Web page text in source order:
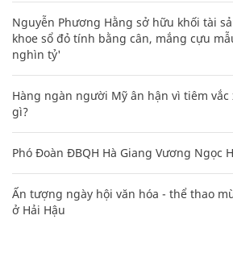
Nguyễn Phương Hằng sở hữu khối tài
khoe sổ đỏ tính bằng cân, mắng cựu
nghìn tỷ'
Hàng ngàn người Mỹ ân hận vì tiêm vắc
gì?
Phó Đoàn ĐBQH Hà Giang Vương Ngọc
Ấn tượng ngày hội văn hóa - thể thao
ở Hải Hậu